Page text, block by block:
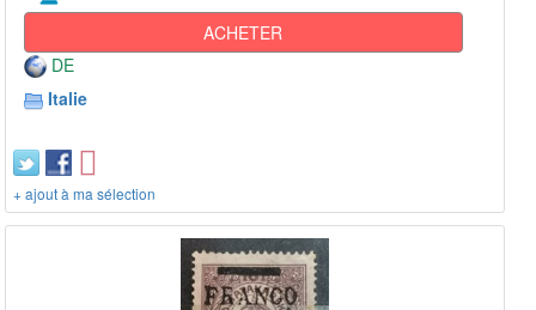
ACHETER
DE
Italie
+ ajout à ma sélection